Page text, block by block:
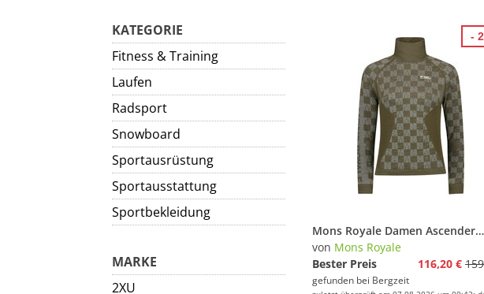
KATEGORIE
Fitness & Training
Laufen
Radsport
Snowboard
Sportausrüstung
Sportausstattung
Sportbekleidung
MARKE
2XU
Mons Royale Damen Ascender Merino Seamless Mock Longsleeve
von Mons Royale
Bester Preis
116,20 €
gefunden bei Bergzeit
-